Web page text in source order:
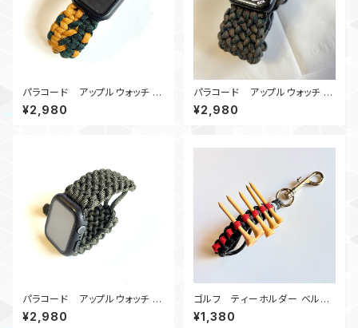
パラコード アップルウォッチ バ
ンド44_DoubleWide_カーキ
緑 Apple watch
¥2,980
パラコード アップルウォッチ バ
ンド44 Conquistador_Bakl_
WC Apple Watch
¥2,980
パラコード アップルウォッチ バ
ンド44_Conquistador2_OD
¥2,980
ゴルフ ティーホルダー ベルト
ループ グレー・赤 パラコード
¥1,380